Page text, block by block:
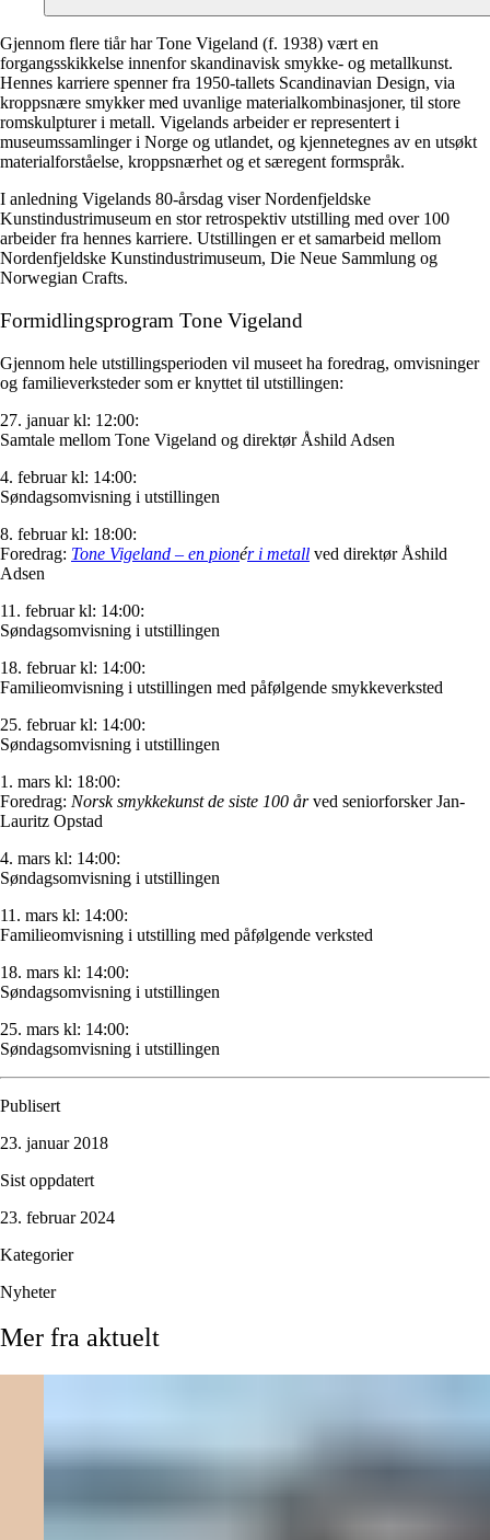
Gjennom flere tiår har Tone Vigeland (f. 1938) vært en
forgangsskikkelse innenfor skandinavisk smykke- og metallkunst.
Hennes karriere spenner fra 1950-tallets Scandinavian Design, via
kroppsnære smykker med uvanlige materialkombinasjoner, til store
romskulpturer i metall. Vigelands arbeider er representert i
museumssamlinger i Norge og utlandet, og kjennetegnes av en utsøkt
materialforståelse, kroppsnærhet og et særegent formspråk.
I anledning Vigelands 80-årsdag viser Nordenfjeldske
Kunstindustrimuseum en stor retrospektiv utstilling med over 100
arbeider fra hennes karriere. Utstillingen er et samarbeid mellom
Nordenfjeldske Kunstindustrimuseum, Die Neue Sammlung og
Norwegian Crafts.
Formidlingsprogram Tone Vigeland
Gjennom hele utstillingsperioden vil museet ha foredrag, omvisninger
og familieverksteder som er knyttet til utstillingen:
27. januar kl: 12:00:
Samtale mellom Tone Vigeland og direktør Åshild Adsen
4. februar kl: 14:00:
Søndagsomvisning i utstillingen
8. februar kl: 18:00:
Foredrag: Tone Vigeland – en pionér i metall ved direktør Åshild
Adsen
11. februar kl: 14:00:
Søndagsomvisning i utstillingen
18. februar kl: 14:00:
Familieomvisning i utstillingen med påfølgende smykkeverksted
25. februar kl: 14:00:
Søndagsomvisning i utstillingen
1. mars kl: 18:00:
Foredrag: Norsk smykkekunst de siste 100 årved seniorforsker Jan-
Lauritz Opstad
4. mars kl: 14:00:
Søndagsomvisning i utstillingen
11. mars kl: 14:00:
Familieomvisning i utstilling med påfølgende verksted
18. mars kl: 14:00:
Søndagsomvisning i utstillingen
25. mars kl: 14:00:
Søndagsomvisning i utstillingen
Publisert
23. januar 2018
Sist oppdatert
23. februar 2024
Kategorier
Nyheter
Mer fra aktuelt